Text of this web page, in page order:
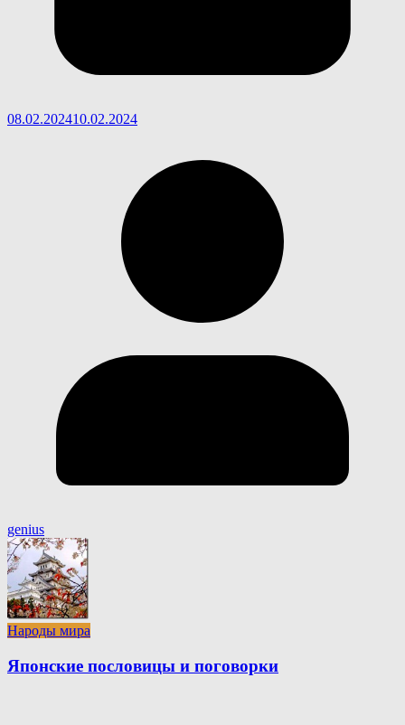
08.02.202410.02.2024
genius
Народы мира
Японские пословицы и поговорки